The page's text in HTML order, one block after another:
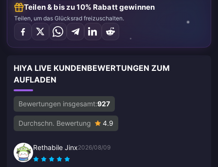
Teilen & bis zu 10% Rabatt gewinnen
Teilen, um das Glücksrad freizuschalten.
HIYA LIVE KUNDENBEWERTUNGEN ZUM
AUFLADEN
Bewertungen insgesamt:927
Durchschn. Bewertung 4.9
Rethabile Jinx2026/08/09